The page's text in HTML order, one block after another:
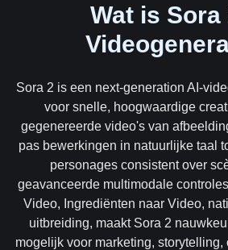
Wat is Sora
Sora 2 is een next-generation AI-
voor snelle, hoogwaardige
gegenereerde video's van
pas bewerkingen in natuurlijke taal
personages consistent over
geavanceerde multimodale
Video, Ingrediënten naar Video,
uitbreiding, maakt Sora 2
mogelijk voor marketing,